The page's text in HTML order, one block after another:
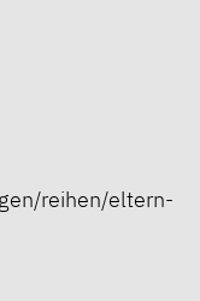
reihen/eltern-